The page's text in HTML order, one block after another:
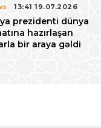
13:41 19.07.2026
prezidenti dünya
hazırlaşan
bir araya gəldi